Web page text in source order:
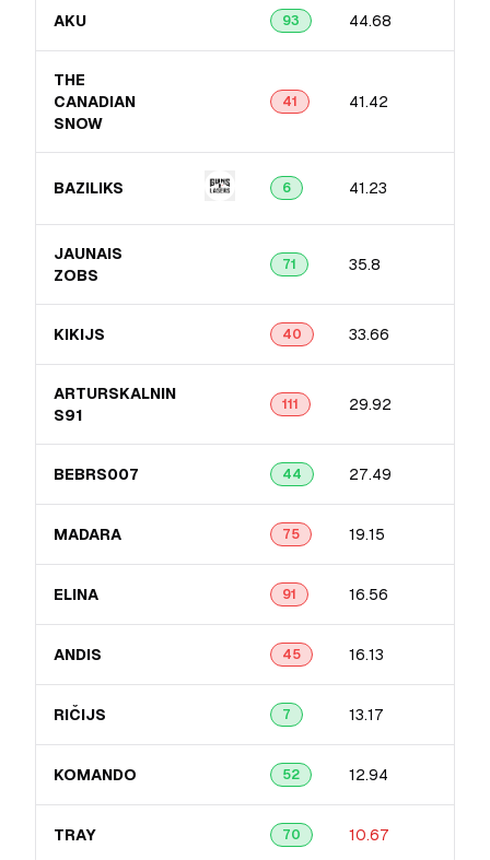
AKU 93 44.68
THE
CANADIAN
SNOW
41 41.42
BAZILIKS 6 41.23
JAUNAIS
ZOBS
71 35.8
KIKIJS 40 33.66
ARTURSKALNIN​
S91
111 29.92
BEBRS007 44 27.49
MADARA 75 19.15
ELINA 91 16.56
ANDIS 45 16.13
RIČIJS 7 13.17
KOMANDO 52 12.94
TRAY 70 10.67